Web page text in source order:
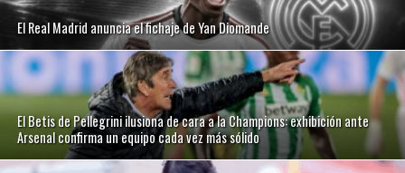
El Real Madrid anuncia el fichaje de Yan Diomande
El Betis de Pellegrini ilusiona de cara a la Champions: exhibición ante
Arsenal confirma un equipo cada vez más sólido